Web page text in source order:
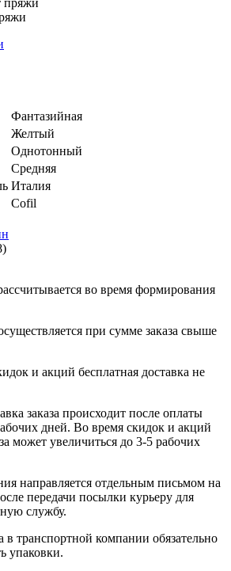
Фантазийная
Желтый
Однотонный
Средняя
Италия
Cofil
во время формирования
при сумме заказа свыше
и акций бесплатная доставка не
заказа происходит после оплаты
дней. Во время скидок и акций
может увеличиться до 3-5 рабочих
направляется отдельным письмом на
передачи посылки курьеру для
службу.
в транспортной компании обязательно
упаковки.